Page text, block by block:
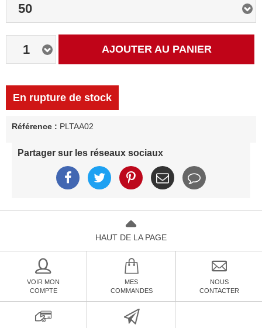
50
1 AJOUTER AU PANIER
En rupture de stock
Référence : PLTAA02
Partager sur les réseaux sociaux
HAUT DE LA PAGE
VOIR MON
COMPTE
MES
COMMANDES
NOUS
CONTACTER